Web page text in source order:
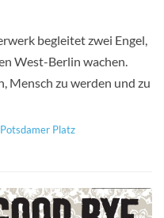
begleitet zwei Engel,
West-Berlin wachen.
Mensch zu werden und zu
Platz